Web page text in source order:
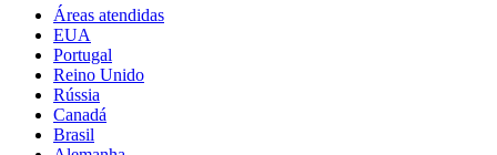
Áreas atendidas
EUA
Portugal
Reino Unido
Rússia
Canadá
Brasil